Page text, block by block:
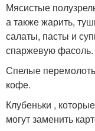
Мясистые
а также жарить,
салаты, пасты и
спаржевую фасоль.
Спелые
кофе.
Клубеньки ,
могут заменить